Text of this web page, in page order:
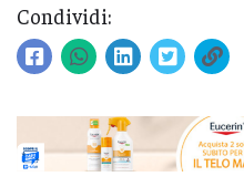
Condividi: